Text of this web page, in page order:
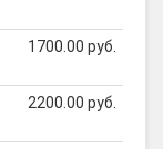
1700.00 руб.
2200.00 руб.